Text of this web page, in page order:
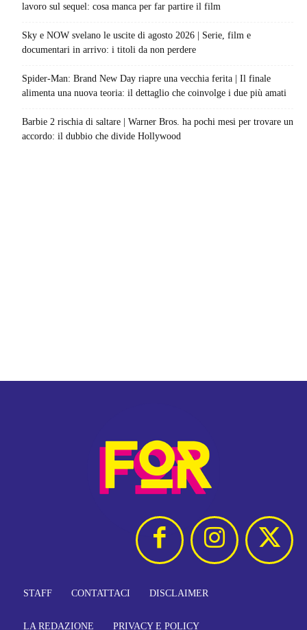
lavoro sul sequel: cosa manca per far partire il film
Sky e NOW svelano le uscite di agosto 2026 | Serie, film e
documentari in arrivo: i titoli da non perdere
Spider-Man: Brand New Day riapre una vecchia ferita | Il finale
alimenta una nuova teoria: il dettaglio che coinvolge i due più amati
Barbie 2 rischia di saltare | Warner Bros. ha pochi mesi per trovare un
accordo: il dubbio che divide Hollywood
STAFF CONTATTACI DISCLAIMER
LA REDAZIONE PRIVACY E POLICY